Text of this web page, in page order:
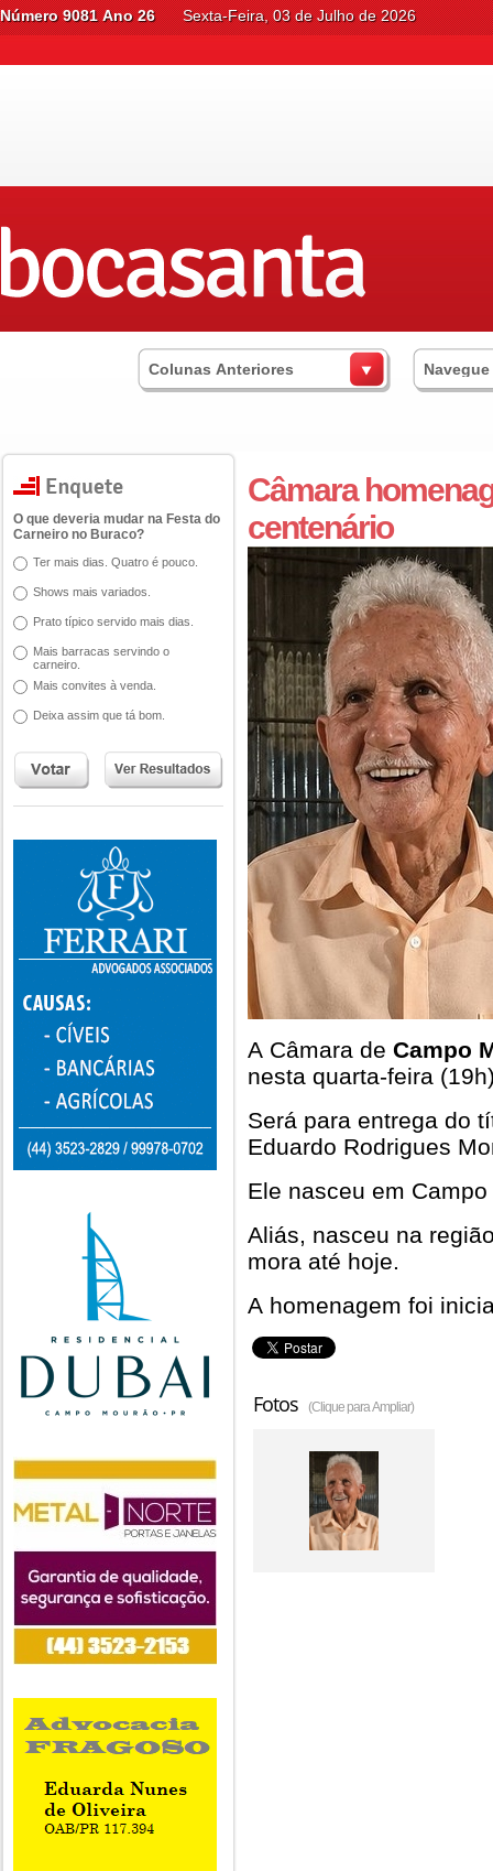
Número 9081 Ano 26 Sexta-Feira, 03 de Julho de 2026
Colunas Anteriores
O que deveria mudar na Festa do
Carneiro no Buraco?
Ter mais dias. Quatro é pouco.
Shows mais variados.
Prato típico servido mais dias.
Mais barracas servindo o
carneiro.
Mais convites à venda.
Deixa assim que tá bom.
Câmara
centenário
A Câmara de Campo
nesta quarta-feira
Será para entrega do
Eduardo Rodrigues
Ele nasceu em
Aliás, nasceu na
mora até hoje.
A homenagem foi
Fotos (Clique para Ampliar)